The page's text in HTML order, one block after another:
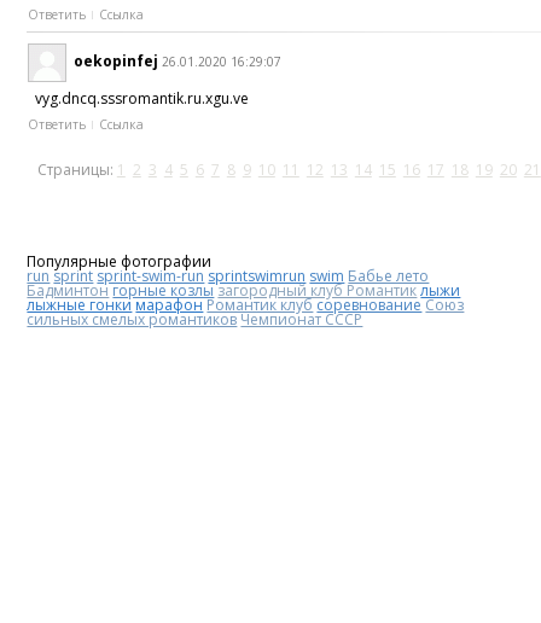
Ответить Ссылка
oekopinfej 26.01.2020 16:29:07
vyg.dncq.sssromantik.ru.xgu.ve
Ответить Ссылка
Страницы: 1 2 3 4 5 6 7 8 9 10 11 12 13 14 15 16 17 18 19 20 21
Популярные фотографии
run sprint sprint-swim-run sprintswimrun swim Бабье лето
Бадминтонгорные козлы загородный клуб Романтиклыжи
лыжные гонки марафонРомантик клубсоревнованиеСоюз
сильных смелых романтиковЧемпионат СССР